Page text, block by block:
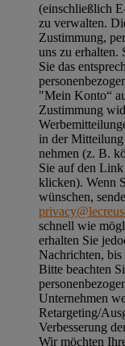
(einschließlich
zu verwalten.
Zustimmung,
uns zu erhalten.
Sie das
"Mein Konto“
Zustimmung
in der
nehmen (z. B.
Sie auf den
klicken). Wenn
wünschen,
schnell wie
erhalten Sie
Nachrichten,
Bitte beachten
Unternehmen
Retargeting/
Verbesserung
Wir möchten